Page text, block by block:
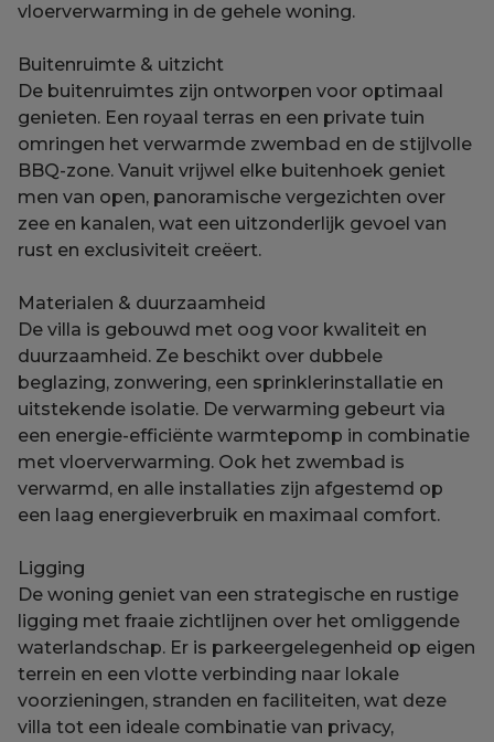
vloerverwarming in de gehele woning.
Buitenruimte & uitzicht
De buitenruimtes zijn ontworpen voor optimaal
genieten. Een royaal terras en een private tuin
omringen het verwarmde zwembad en de stijlvolle
BBQ-zone. Vanuit vrijwel elke buitenhoek geniet
men van open, panoramische vergezichten over
zee en kanalen, wat een uitzonderlijk gevoel van
rust en exclusiviteit creëert.
Materialen & duurzaamheid
De villa is gebouwd met oog voor kwaliteit en
duurzaamheid. Ze beschikt over dubbele
beglazing, zonwering, een sprinklerinstallatie en
uitstekende isolatie. De verwarming gebeurt via
een energie-efficiënte warmtepomp in combinatie
met vloerverwarming. Ook het zwembad is
verwarmd, en alle installaties zijn afgestemd op
een laag energieverbruik en maximaal comfort.
Ligging
De woning geniet van een strategische en rustige
ligging met fraaie zichtlijnen over het omliggende
waterlandschap. Er is parkeergelegenheid op eigen
terrein en een vlotte verbinding naar lokale
voorzieningen, stranden en faciliteiten, wat deze
villa tot een ideale combinatie van privacy,